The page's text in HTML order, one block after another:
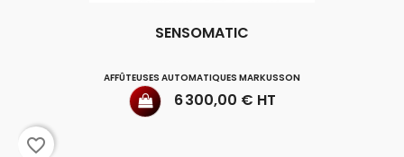
SENSOMATIC
AFFÛTEUSES AUTOMATIQUES MARKUSSON
Prix
6 300,00 € HT
favorite_border